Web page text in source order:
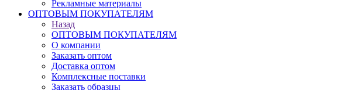
Рекламные материалы
ОПТОВЫМ ПОКУПАТЕЛЯМ
Назад
ОПТОВЫМ ПОКУПАТЕЛЯМ
О компании
Заказать оптом
Доставка оптом
Комплексные поставки
Заказать образцы